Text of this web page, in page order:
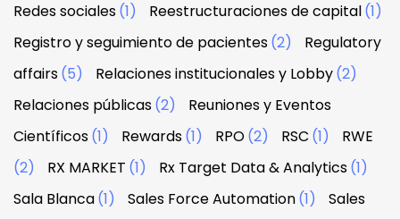
Redes sociales(1) Reestructuraciones de capital(1)
Registro y seguimiento de pacientes(2)
Regulatory
affairs(5) Relaciones institucionales y Lobby(2)
Relaciones públicas(2)
Reuniones y Eventos
Científicos(1) Rewards(1) RPO(2) RSC (1)
RWE
(2)
RX MARKET (1) Rx Target Data & Analytics(1)
Sala Blanca(1) Sales Force Automation(1)
Sales